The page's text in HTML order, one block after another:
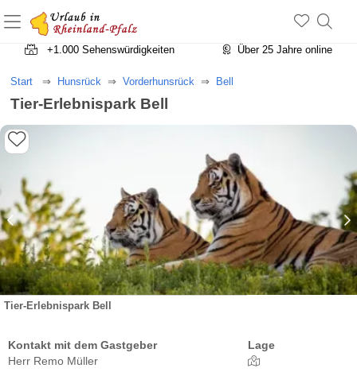
+1.500 Unterkünfte in Rheinland-Pfalz
+1.000 Sehenswürdigkeiten
Über 25 Jahre online
Start Hunsrück Vorderhunsrück Bell
Tier-Erlebnispark Bell
Tier-Erlebnispark Bell
Kontakt mit dem Gastgeber
Herr Remo Müller
Lage